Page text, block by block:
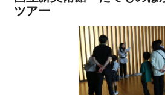
ツアー